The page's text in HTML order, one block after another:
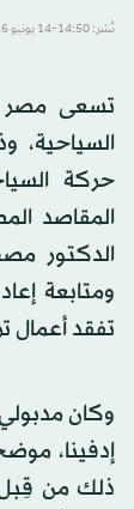
نُشر: 14:50-14 يونيو 2026 م ـ 29 ذو الحِجّة 1447 هـ
تسعى مصر
حركة
المقاصد
الدكتور
ومتابعة
تفقد أعمال
وكان
إدفينا،
ذلك من قِبل